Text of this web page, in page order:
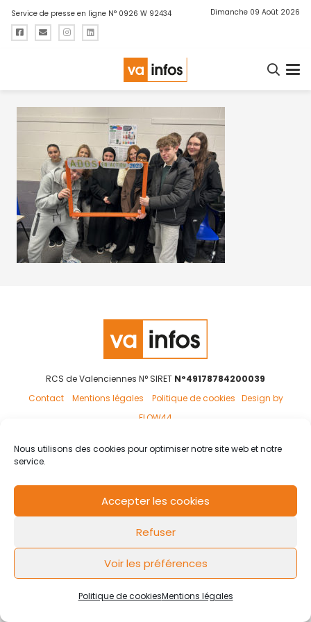
Nous utilisons des cookies pour optimiser notre site web et notre
service.
Accepter les cookies
Refuser
Voir les préférences
Politique de cookiesMentions légales
Service de presse en ligne N° 0926 W 92434 Dimanche 09 Août 2026
RCS de Valenciennes N° SIRET N°49178784200039
Contact
Mentions légales Politique de cookies Design by
FLOW44